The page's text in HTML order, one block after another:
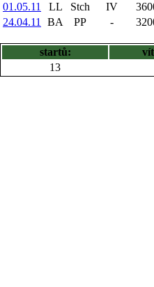
01.05.11
LL Stch IV
24.04.11
BA PP -
startů:
13